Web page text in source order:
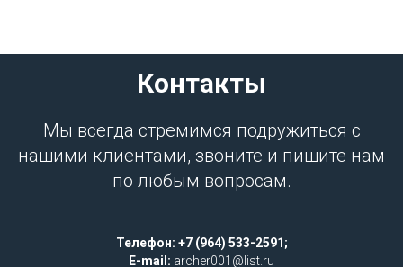
Контакты
Мы всегда стремимся подружиться с
нашими клиентами, звоните и пишите нам
по любым вопросам.
Телефон: +7 (964) 533-2591;
E-mail: archer001@list.ru